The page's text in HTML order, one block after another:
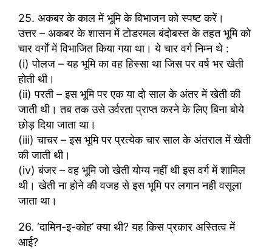
25. अकबर के काल में भूमि के विभाजन को स्पष्ट करें।
उत्तर – अकबर के शासन में टोडरमल बंदोबस्त के तहत भूमि को
चार वर्गों में विभाजित किया गया था। ये चार वर्ग निम्न थे :
(i) पोलज – यह भूमि का वह हिस्सा था जिस पर वर्ष भर खेती
होती थी।
(ii) परती – इस भूमि पर एक या दो साल के अंतर में खेती की
जाती थी। तब तक उसे उर्वरता प्राप्त करने के लिए बिना बोये
छोड़ दिया जाता था।
(iii) चाचर – इस भूमि पर प्रत्येक चार साल के अंतराल में खेती
की जाती थी।
(iv) बंजर – वह भूमि जो खेती योग्य नहीं थी इस वर्ग में शामिल
थी। खेती ना होने की वजह से इस भूमि पर लगान नही वसूला
जाता था।
26. ‘दामिन-इ-कोह’ क्या थी? यह किस प्रकार अस्तित्व में
आई?